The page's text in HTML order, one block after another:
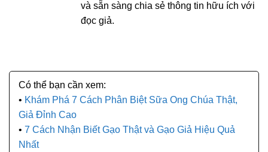
và sẵn sàng chia sẻ thông tin hữu ích với
đọc giả.
Khám Phá 7 Cách Phân Biệt Sữa Ong Chúa Thật,
Giả Đỉnh Cao
7 Cách Nhận Biết Gạo Thật và Gạo Giả Hiệu Quả
Nhất